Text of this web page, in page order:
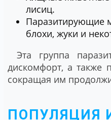
лисиц.
Паразитирующие
блохи, жуки и
Эта группа
дискомфорт, а также
сокращая им
ПОПУЛЯЦИЯ